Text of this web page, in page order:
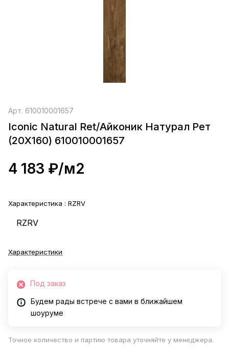
Арт. 610010001657
Iconic Natural Ret/Айконик Натурал Рет
(20X160) 610010001657
4 183 ₽/м2
Характеристика : RZRV
RZRV
Характеристики
Под заказ
Будем рады встрече с вами в ближайшем
шоуруме
Точное количество и партию товара уточняйте у менеджера.